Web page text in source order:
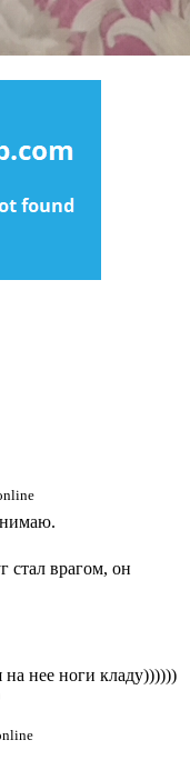
стал врагом, он
нее ноги кладу))))))